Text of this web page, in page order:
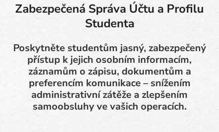
Zabezpečená Správa Účtu a Profilu
Studenta
Poskytněte studentům jasný, zabezpečený
přístup k jejich osobním informacím,
záznamům o zápisu, dokumentům a
preferencím komunikace – snížením
administrativní zátěže a zlepšením
samoobsluhy ve vašich operacích.